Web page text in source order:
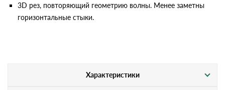
3D рез, повторяющий геометрию волны. Менее заметны
горизонтальные стыки.
Характеристики